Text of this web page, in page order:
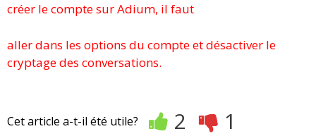
créer le compte sur Adium, il faut
aller dans les options du compte et désactiver le
cryptage des conversations.
Cet article a-t-il été utile? 2 1